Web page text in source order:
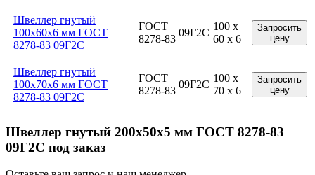
Швеллер гнутый
100x60x6 мм ГОСТ
8278-83 09Г2С
ГОСТ
8278-83
09Г2С
100 x
60 x 6
Запросить
цену
Швеллер гнутый
100x70x6 мм ГОСТ
8278-83 09Г2С
ГОСТ
8278-83
09Г2С
100 x
70 x 6
Запросить
цену
Швеллер гнутый 200x50x5 мм ГОСТ 8278-83
09Г2С под заказ